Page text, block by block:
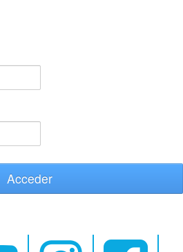
Acceder